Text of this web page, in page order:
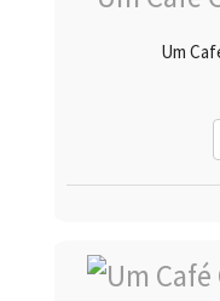
Um